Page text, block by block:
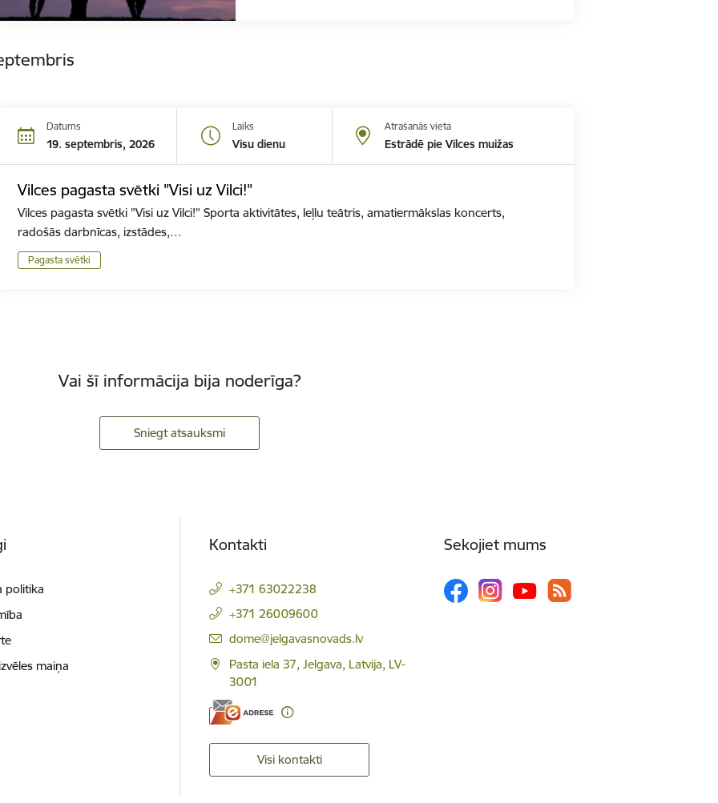
Datums
19. septembris, 2026
Laiks
Visu dienu
Atrašanās vieta
Estrādē pie Vilces muižas
Vilces pagasta svētki "Visi uz Vilci!"
Vilces pagasta svētki "Visi uz Vilci!" Sporta aktivitātes, leļlu teātris, amatiermākslas koncerts,
radošās darbnīcas, izstādes,…
Pagasta svētki
Vai šī informācija bija noderīga?
Sniegt atsauksmi
politika
maiņa
Kontakti
+371 63022238
+371 26009600
E-pasts:
dome@jelgavasnovads.lv
Pasta iela 37, Jelgava, Latvija, LV-
3001
Visi kontakti
Sekojiet mums